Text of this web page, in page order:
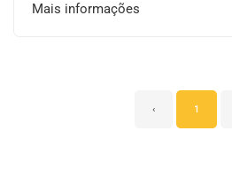
Mais informações
‹ 1